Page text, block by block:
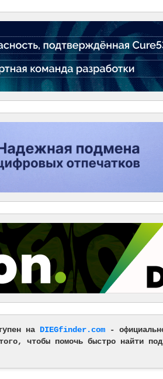
на DIEGfinder.com -
чтобы помочь быстро найти